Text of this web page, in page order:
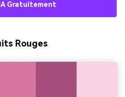
Gratuitement
Rouges